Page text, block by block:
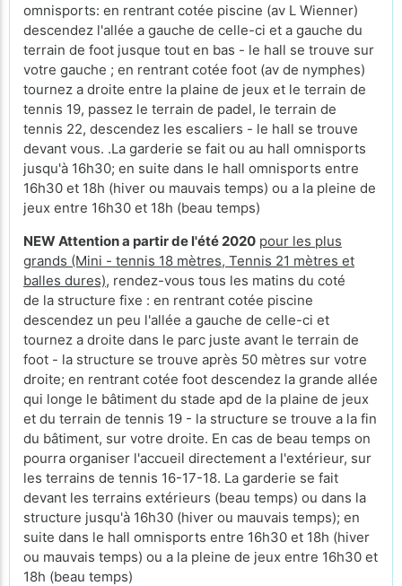
omnisports: en rentrant cotée piscine (av L Wienner)
descendez l'allée a gauche de celle-ci et a gauche du
terrain de foot jusque tout en bas - le hall se trouve sur
votre gauche ; en rentrant cotée foot (av de nymphes)
tournez a droite entre la plaine de jeux et le terrain de
tennis 19, passez le terrain de padel, le terrain de
tennis 22, descendez les escaliers - le hall se trouve
devant vous. .La garderie se fait ou au hall omnisports
jusqu'à 16h30; en suite dans le hall omnisports entre
16h30 et 18h (hiver ou mauvais temps) ou a la pleine de
jeux entre 16h30 et 18h (beau temps)
NEW Attention a partir de l'été 2020 pour les plus
grands (Mini - tennis 18 mètres, Tennis 21 mètres et
balles dures), rendez-vous tous les matins du coté
de la structure fixe : en rentrant cotée piscine
descendez un peu l'allée a gauche de celle-ci et
tournez a droite dans le parc juste avant le terrain de
foot - la structure se trouve après 50 mètres sur votre
droite; en rentrant cotée foot descendez la grande allée
qui longe le bâtiment du stade apd de la plaine de jeux
et du terrain de tennis 19 - la structure se trouve a la fin
du bâtiment, sur votre droite. En cas de beau temps on
pourra organiser l'accueil directement a l'extérieur, sur
les terrains de tennis 16-17-18. La garderie se fait
devant les terrains extérieurs (beau temps) ou dans la
structure jusqu'à 16h30 (hiver ou mauvais temps); en
suite dans le hall omnisports entre 16h30 et 18h (hiver
ou mauvais temps) ou a la pleine de jeux entre 16h30 et
18h (beau temps)